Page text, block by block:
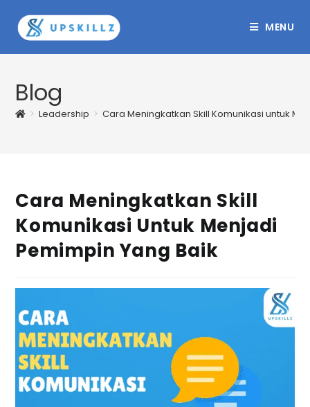
content
MENU
Blog
> Leadership > Cara Meningkatkan Skill Komunikasi untuk
Cara Meningkatkan Skill
Komunikasi Untuk Menjadi
Pemimpin Yang Baik